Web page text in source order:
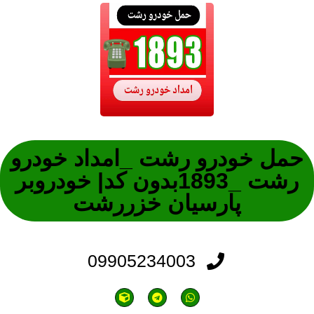
حمل خودرو رشت _امداد خودرو
رشت _1893بدون کد| خودروبر
پارسیان خزررشت
09905234003